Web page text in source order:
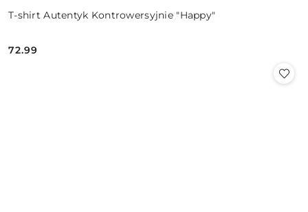
T-shirt Autentyk Kontrowersyjnie "Happy"
Cena:
72.99